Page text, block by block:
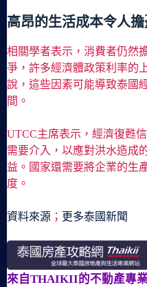
高昂的生活成本令人擔
相關學者表示，消費者仍然
爭，許多經濟體政策利率的
說，這些因素可能導致泰國
間。
UTCC主席表示，經濟復甦
需要介入，以應對洪水造成
益。國家還需要將企業的生
度。
資料來源 ； 更多泰國新聞
來自THAIKII的不動產專